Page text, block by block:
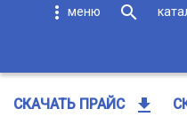
more_vert search
СКАЧАТЬ ПРАЙС get_app